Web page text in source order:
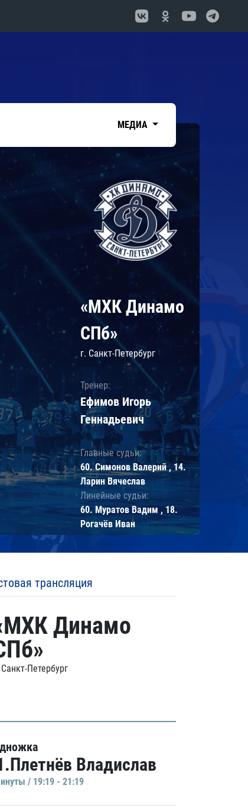
МЕДИА
«МХК Динамо
СПб»
г. Санкт-Петербург
Тренер:
Ефимов Игорь
Геннадьевич
Главные судьи:
60. Симонов Валерий , 14.
Ларин Вячеслав
Линейные судьи:
60. Муратов Вадим , 18.
Рогачёв Иван
трансляция
Динамо
Санкт-Петербург
Владислав
/ 19:19 - 21:19